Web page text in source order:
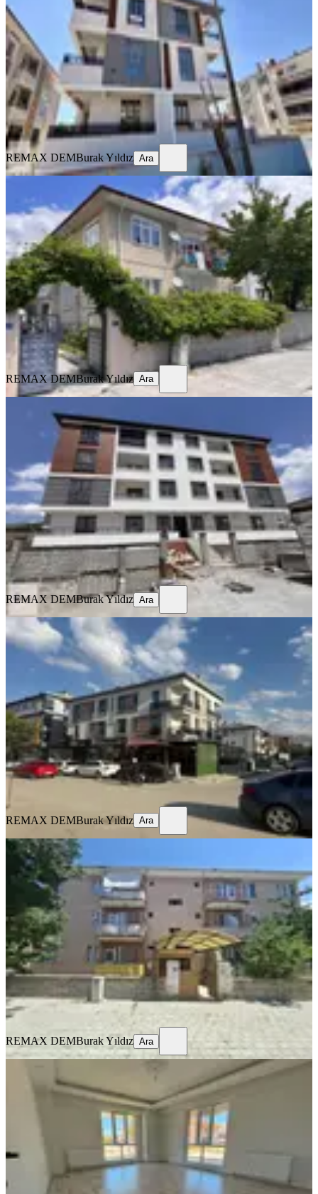
Merkez, Kazım Karabekir Mahallesi
2+1
100 m²·2. Kat·23.07.2026
21.000 ₺
REMAX DEMBurak Yıldız
Ara
REMAX DEMBurak Yıldız Ara
BALKONLU
Remax Dem'den İnönü Mah. Kiralık
3+1 Daire
Merkez, Yavuz Selim Mahallesi
3+1·125 m²·Yüksek giriş ·23.07.2026
13.000 ₺
REMAX DEMBurak Yıldız
Ara
REMAX DEMBurak Yıldız Ara
Remax Dem'den Cumhuriyet Mah.
2+1 Kiralık Daire
Merkez, Başbağlar Mahallesi
2+1·90 m²· 1. Kat 19.07.2026
20.000 ₺
REMAX DEMBurak Yıldız
Ara
REMAX DEMBurak Yıldız Ara
MANZARALI
%9
Remax Dem'den Merkezi Konumda
Eşyalı Kiralık 1+1 Daire
Merkez, İnönü Mahallesi
1+1
65 m²·1. Kat·17.07.2026
20.000 ₺ 22.000 ₺
REMAX DEMBurak Yıldız
REMAX DEMBurak Yıldız Ara
MANZARALI
Geniş 3+1 Kiralık Daire
Merkez, Ergenekon Mahallesi
3+1·135 m² 3. Kat 17.07.2026
15.500 ₺
REMAX DEM Burak Yıldız
Ara
REMAX DEMBurak Yıldız Ara
🏡 Kiralık 2+1 Daire
Merkez, Kazım Karabekir Mahallesi
2+1·90 m² Düz Giriş (Zemin)
22.000 ₺